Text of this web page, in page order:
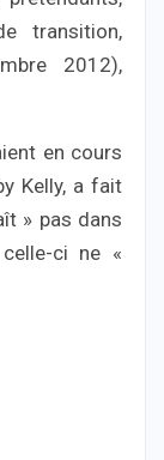
transition,
2012),
en cours
Kelly, a fait
» pas dans
ci ne «